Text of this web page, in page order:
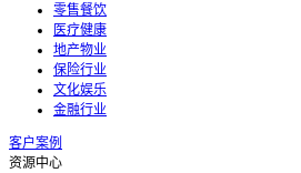
零售餐饮
医疗健康
地产物业
保险行业
文化娱乐
金融行业
客户案例
资源中心